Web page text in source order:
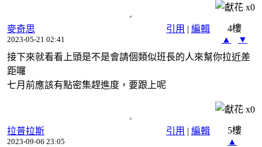
x0
引用 | 編輯
麥奇思
2023-05-21 02:41
4樓
▲
▼
接下來就看看上頭是不是會請個類似班長的人來幫你拉近差
距囉
七月前應該有點密集趕進度，要跟上呢
x0
引用 | 編輯
拉普拉斯
2023-09-06 23:05
5樓
▲